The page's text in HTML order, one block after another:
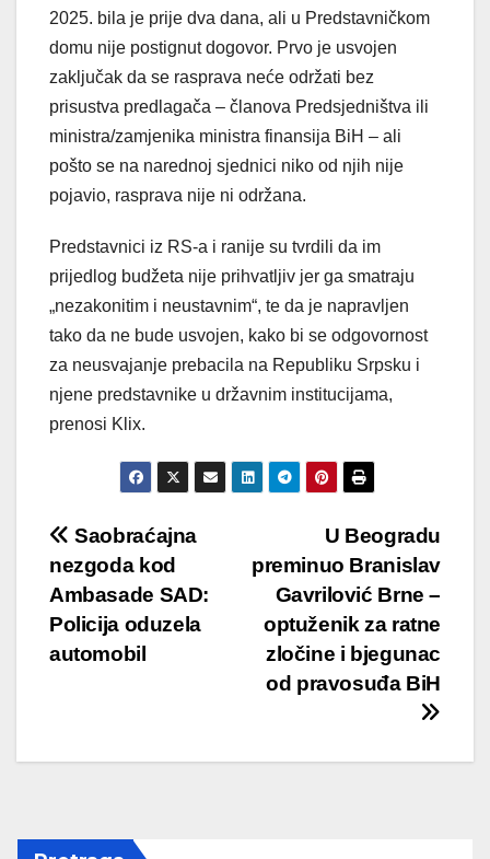
2025. bila je prije dva dana, ali u Predstavničkom
domu nije postignut dogovor. Prvo je usvojen
zaključak da se rasprava neće održati bez
prisustva predlagača – članova Predsjedništva ili
ministra/zamjenika ministra finansija BiH – ali
pošto se na narednoj sjednici niko od njih nije
pojavio, rasprava nije ni održana.
Predstavnici iz RS-a i ranije su tvrdili da im
prijedlog budžeta nije prihvatljiv jer ga smatraju
„nezakonitim i neustavnim“, te da je napravljen
tako da ne bude usvojen, kako bi se odgovornost
za neusvajanje prebacila na Republiku Srpsku i
njene predstavnike u državnim institucijama,
prenosi Klix.
Post
navigation
U Beogradu
preminuo Branislav
Gavrilović Brne –
optuženik za ratne
zločine i bjegunac
od pravosuđa BiH
Saobraćajna
nezgoda kod
Ambasade SAD:
Policija oduzela
automobil